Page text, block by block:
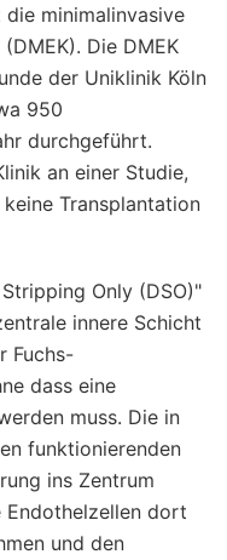
minimalinvasive
Die DMEK
der Uniklinik Köln
950
durchgeführt.
an einer Studie,
Transplantation
Only (DSO)"
innere Schicht
Fuchs-
dass eine
muss. Die in
funktionierenden
ins Zentrum
Endothelzellen dort
und den